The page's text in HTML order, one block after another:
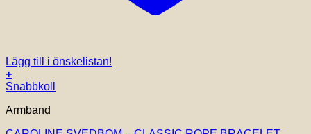
Lägg till i önskelistan!
+
Snabbkoll
Armband